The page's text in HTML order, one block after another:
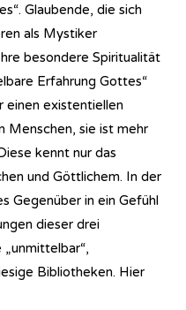
Glaubende, die sich
als Mystiker
besondere Spiritualität
Erfahrung Gottes“
einen existentiellen
Menschen, sie ist mehr
kennt nur das
und Göttlichem. In der
Gegenüber in ein Gefühl
dieser drei
Bibliotheken. Hier